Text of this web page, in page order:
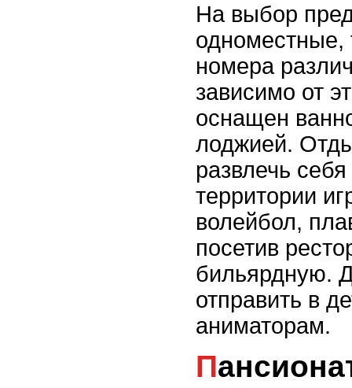
На выбор
одноместные,
номера
зависимо от
оснащен
лоджией.
развлечь
территории
волейбол,
посетив
бильярдную.
отправить в
аниматорам.
Пансионат «Мюссера»